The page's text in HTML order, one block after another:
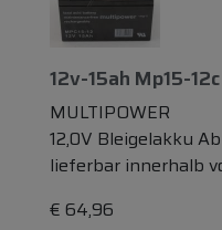
12v-15ah Mp15-
MULTIPOWER
12,0V Bleigelakku Ab
lieferbar innerhalb
€ 64,96